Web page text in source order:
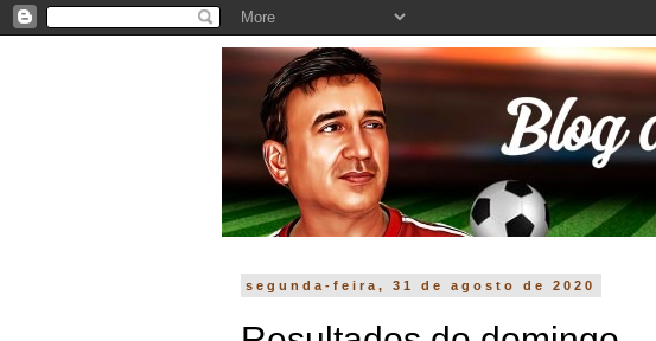
segunda-feira, 31 de agosto de 2020